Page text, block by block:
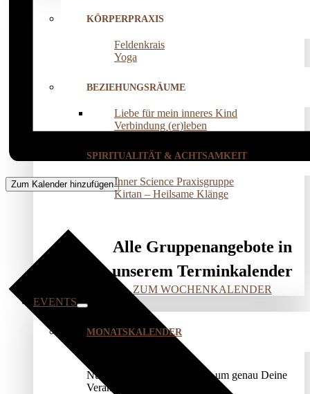
KÖRPERPRAXIS
Feldenkrais
Yoga
BEZIEHUNGSRÄUME
Liebe für mein inneres Kind
Verbindung (er)leben
SPIRITUALITÄT & ACHTSAMKEIT
Inner Science Praxisgruppe
Kirtan – Heilsame Klänge
Alle Gruppenangebote in
unserem Terminkalender
ZUM WOCHENKALENDER
EVENTS
MONATSKALENDER
Nutze unser Kalendermodul, um genau Deine
Veranstaltung zu finden.
Zum Kalender hinzufügen